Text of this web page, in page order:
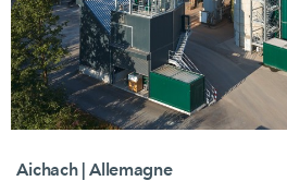
Aichach | Allemagne